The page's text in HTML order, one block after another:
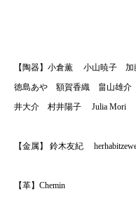
【陶器】小倉薫 小山暁子
徳島あや 額賀香織 畠山雄
井大介 村井陽子 Julia Mori
【金属】 鈴木友紀
【革】Chemin